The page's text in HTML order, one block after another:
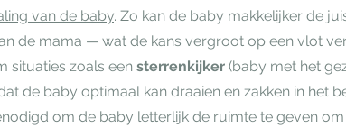
van de baby. Zo kan de baby makkelijker de
de mama — wat de kans vergroot op een vlot
situaties zoals een sterrenkijker (baby met het
de baby optimaal kan draaien en zakken in het
om de baby letterlijk de ruimte te geven om